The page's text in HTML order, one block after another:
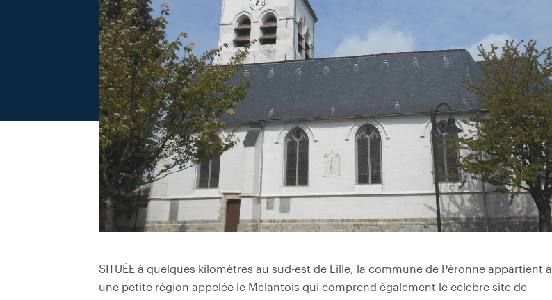
SITUÉE à quelques kilomètres au sud-est de Lille, la commune de Péronne appartient à
une petite région appelée le Mélantois qui comprend également le célèbre site de